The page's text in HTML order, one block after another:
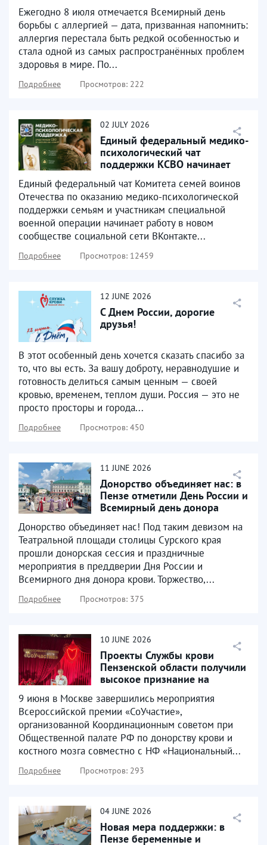
Ежегодно 8 июля отмечается Всемирный день
борьбы с аллергией — дата, призванная напомнить:
аллергия перестала быть редкой особенностью и
стала одной из самых распространённых проблем
здоровья в мире. По...
Подробнее Просмотров: 222
02 JULY 2026
Единый федеральный медико-
психологический чат
поддержки КСВО начинает
Единый федеральный чат Комитета семей воинов
Отечества по оказанию медико-психологической
поддержки семьям и участникам специальной
военной операции начинает работу в новом
сообществе социальной сети ВКонтакте...
Подробнее Просмотров: 12459
12 JUNE 2026
С Днем России, дорогие
друзья!
В этот особенный день хочется сказать спасибо за
то, что вы есть. За вашу доброту, неравнодушие и
готовность делиться самым ценным — своей
кровью, временем, теплом души. Россия — это не
просто просторы и города...
Подробнее Просмотров: 450
11 JUNE 2026
Донорство объединяет нас: в
Пензе отметили День России и
Всемирный день донора
Донорство объединяет нас! Под таким девизом на
Театральной площади столицы Сурского края
прошли донорская сессия и праздничные
мероприятия в преддверии Дня России и
Всемирного дня донора крови. Торжество,...
Подробнее Просмотров: 375
10 JUNE 2026
Проекты Службы крови
Пензенской области получили
высокое признание на
9 июня в Москве завершились мероприятия
Всероссийской премии «СоУчастие»,
организованной Координационным советом при
Общественной палате РФ по донорству крови и
костного мозга совместно с НФ «Национальный...
Подробнее Просмотров: 293
04 JUNE 2026
Новая мера поддержки: в
Пензе беременные и